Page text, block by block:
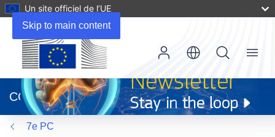
Skip to main content
Un site officiel de l’UE
dans
une
nouvelle
fenêtre)
CORDIS
Menu
7e PC